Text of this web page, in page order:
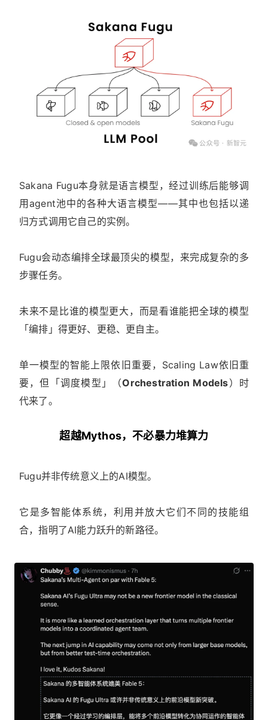
Sakana Fugu本身就是语言模型，经过训练后能够调
用agent池中的各种大语言模型——其中也包括以递
归方式调用它自己的实例。
Fugu会动态编排全球最顶尖的模型，来完成复杂的多
步骤任务。
未来不是比谁的模型更大，而是看谁能把全球的模型
「编排」得更好、更稳、更自主。
单一模型的智能上限依旧重要，Scaling Law依旧重
要，但「调度模型」（Orchestration Models）时
代来了。
超越Mythos，不必暴力堆算力
Fugu并非传统意义上的AI模型。
它是多智能体系统，利用并放大它们不同的技能组
合，指明了AI能力跃升的新路径。